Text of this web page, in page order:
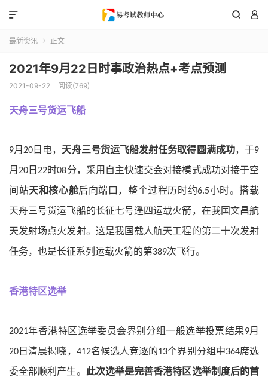
 

最新资讯  正文
2021年9月22日时事政治热点+考点预测
2021-09-22 阅读(769)
天舟三号货运飞船
9月 20 日电， 天舟三号货运飞船发射任务取得圆满成功，于9
月 20 日 22时08分，采用自主快速交会对接模式成功对接于空
间站天和核心舱后向端口，整个过程历时约6.5小时。搭载
天舟三号货运飞船的长征七号遥四运载火箭，在我国文昌航
天发射场点火发射。这是我国载人航天工程的第二十次发射
任务，也是长征系列运载火箭的第389次飞行。
香港特区选举
2021年香港特区选举委员会界别分组一般选举投票结果9月
20 日清晨揭晓， 412名候选人竞逐的13个界别分组中364席选
委全部顺利产生。
此次选举是完善香港特区选举制度后的首